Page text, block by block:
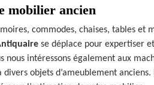
mobilier ancien
commodes, chaises, tables et
se déplace pour expertiser
nous intéressons également aux
divers objets d’ameublement